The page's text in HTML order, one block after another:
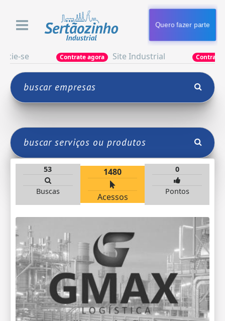
Quero fazer parte
Contrate agora Site Industrial Contrate agora
53
Buscas
1480
Acessos
0
Pontos